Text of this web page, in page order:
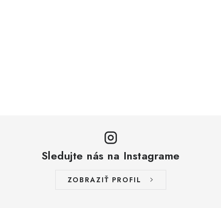
Sledujte nás na Instagrame
ZOBRAZIŤ PROFIL